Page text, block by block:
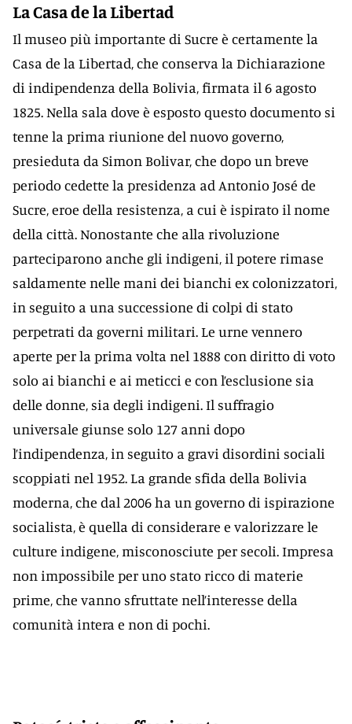
La Casa de la Libertad
Il museo più importante di Sucre è certamente la
Casa de la Libertad, che conserva la Dichiarazione
di indipendenza della Bolivia, firmata il 6 agosto
1825. Nella sala dove è esposto questo documento si
tenne la prima riunione del nuovo governo,
presieduta da Simon Bolivar, che dopo un breve
periodo cedette la presidenza ad Antonio José de
Sucre, eroe della resistenza, a cui è ispirato il nome
della città. Nonostante che alla rivoluzione
parteciparono anche gli indigeni, il potere rimase
saldamente nelle mani dei bianchi ex colonizzatori,
in seguito a una successione di colpi di stato
perpetrati da governi militari. Le urne vennero
aperte per la prima volta nel 1888 con diritto di voto
solo ai bianchi e ai meticci e con l’esclusione sia
delle donne, sia degli indigeni. Il suffragio
universale giunse solo 127 anni dopo
l’indipendenza, in seguito a gravi disordini sociali
scoppiati nel 1952. La grande sfida della Bolivia
moderna, che dal 2006 ha un governo di ispirazione
socialista, è quella di considerare e valorizzare le
culture indigene, misconosciute per secoli. Impresa
non impossibile per uno stato ricco di materie
prime, che vanno sfruttate nell’interesse della
comunità intera e non di pochi.